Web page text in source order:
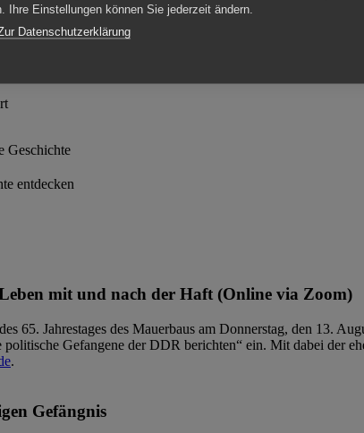
im Wandel erleben
entdecken
mit und nach der Haft (Online via Zoom)
65. Jahrestages des Mauerbaus am Donnerstag, den 13.
politische Gefangene der DDR berichten“ ein. Mit dabei der
.
Gefängnis
Ihre Einstellungen können Sie jederzeit ändern.
Datenschutzerklärung